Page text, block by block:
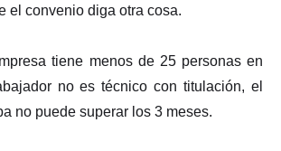
el convenio diga otra cosa.
tiene menos de 25 personas en
no es técnico con titulación, el
no puede superar los 3 meses.